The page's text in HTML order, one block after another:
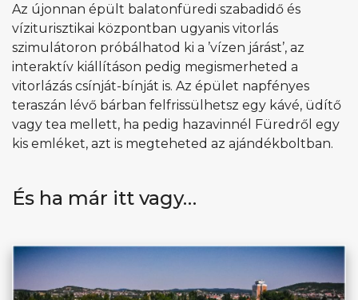
Az újonnan épült balatonfüredi szabadidő és
víziturisztikai központban ugyanis vitorlás
szimulátoron próbálhatod ki a ’vízen járást’, az
interaktív kiállításon pedig megismerheted a
vitorlázás csínját-bínját is. Az épület napfényes
teraszán lévő bárban felfrissülhetsz egy kávé, üdítő
vagy tea mellett, ha pedig hazavinnél Füredről egy
kis emléket, azt is megteheted az ajándékboltban.
És ha már itt vagy…